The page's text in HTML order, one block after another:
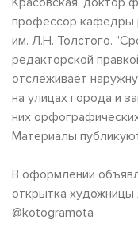
профессор кафедры
им. Л.Н. Толстого.
редакторской
отслеживает
на улицах города и
них
Материалы
В оформлении
открытка художницы
@kotogramota